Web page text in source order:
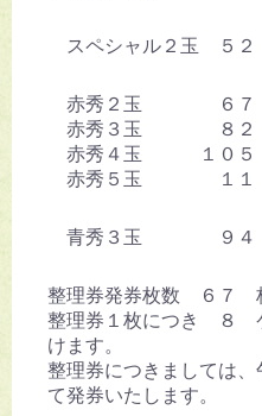
スペシャル２玉 ５
赤秀２玉 ６７
赤秀３玉 ８２
赤秀４玉 １０５
赤秀５玉 １１
青秀３玉 ９４
整理券発券枚数 ６７
整理券１枚につき ８
けます。
整理券につきましては
て発券いたします。